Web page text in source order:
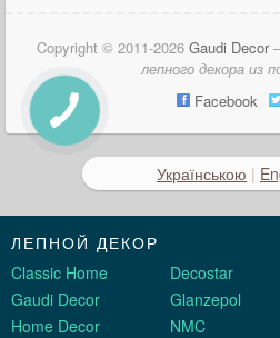
Copyright © 2011-2026 Gaudi Decor
лепного декора из
Facebook
Українською |
ЛЕПНОЙ ДЕКОР
Classic Home
Decostar
Gaudi Decor
Glanzepol
Home Decor
NMC